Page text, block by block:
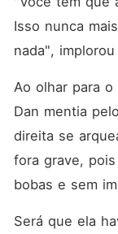
Isso nunca
nada", implorou
Ao olhar para
Dan mentia
direita se
fora grave,
bobas e sem
Será que ela